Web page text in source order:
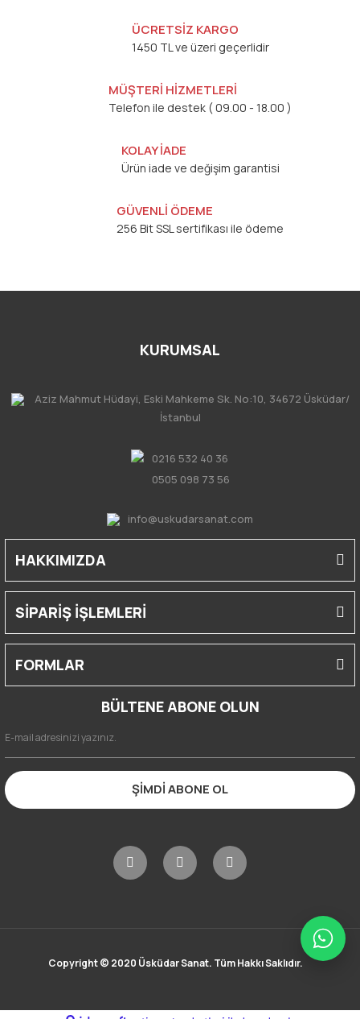
ÜCRETSİZ KARGO
1450 TL ve üzeri geçerlidir
MÜŞTERİ HİZMETLERİ
Telefon ile destek ( 09.00 - 18.00 )
KOLAY İADE
Ürün iade ve değişim garantisi
GÜVENLİ ÖDEME
256 Bit SSL sertifikası ile ödeme
KURUMSAL
Aziz Mahmut Hüdayi, Eski Mahkeme Sk. No:10, 34672 Üsküdar/
İstanbul
0216 532 40 36
0505 098 73 56
info@uskudarsanat.com
HAKKIMIZDA
SİPARİŞ İŞLEMLERİ
FORMLAR
BÜLTENE ABONE OLUN
ŞİMDİ ABONE OL
Copyright © 2020 Üsküdar Sanat. Tüm Hakkı Saklıdır.